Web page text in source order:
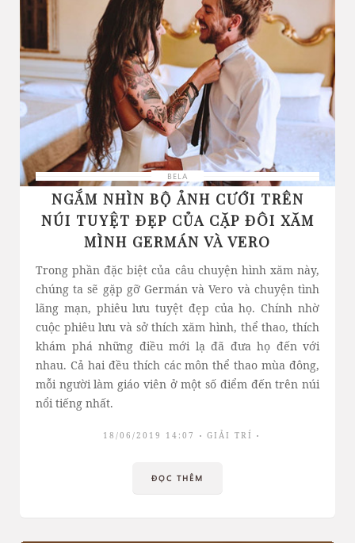
BELA
NGẮM NHÌN BỘ ẢNH CƯỚI TRÊN
NÚI TUYỆT ĐẸP CỦA CẶP ĐÔI XĂM
MÌNH GERMÁN VÀ VERO
Trong phần đặc biệt của câu chuyện hình xăm này,
chúng ta sẽ gặp gỡ Germán và Vero và chuyện tình
lãng mạn, phiêu lưu tuyệt đẹp của họ. Chính nhờ
cuộc phiêu lưu và sở thích xăm hình, thể thao, thích
khám phá những điều mới lạ đã đưa họ đến với
nhau. Cả hai đều thích các môn thể thao mùa đông,
mỗi người làm giáo viên ở một số điểm đến trên núi
nổi tiếng nhất.
18/06/2019 14:07 GIẢI TRÍ
ĐỌC THÊM